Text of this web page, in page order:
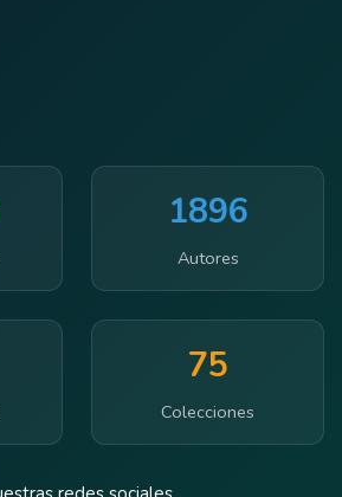
1896
Autores
75
Colecciones